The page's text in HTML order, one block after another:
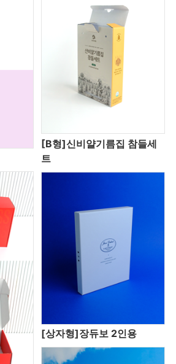
[B형]신비얄기름집 참들세
트
[상자형]장듀보 2인용